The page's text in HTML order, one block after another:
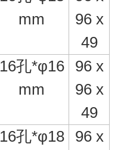
mm
96 x
49
16孔*φ16
mm
96 x
96 x
49
16孔*φ18
96 x